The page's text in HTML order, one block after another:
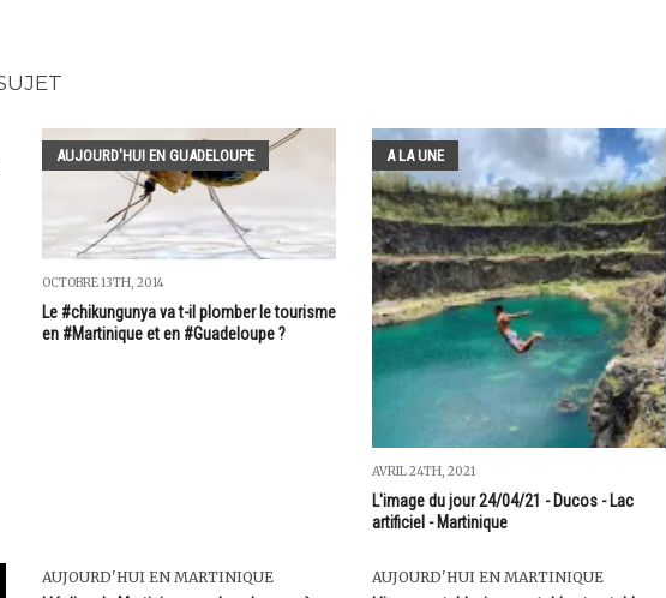
AUJOURD'HUI EN GUADELOUPE
OCTOBRE 13TH, 2014
Le #chikungunya va t-il plomber le tourisme
en #Martinique et en #Guadeloupe ?
A LA UNE
AVRIL 24TH, 2021
L'image du jour 24/04/21 - Ducos - Lac
artificiel - Martinique
AUJOURD'HUI EN MARTINIQUE AUJOURD'HUI EN MARTINIQUE